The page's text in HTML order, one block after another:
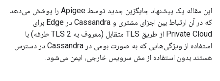
این مقاله یک پیشنهاد جایگزین جدید توسط Apigee را پوشش می‌دهد
که در آن ارتباط بین اجزای مشتری و Cassandra در Edge برای
Private Cloud از طریق TLS متقابل (معروف به TLS 2 طرفه) با
استفاده از ویژگی‌هایی که به صورت بومی در Cassandra در دسترس
هستند بدون استفاده از مش سرویس خارجی، ایمن می‌شود.